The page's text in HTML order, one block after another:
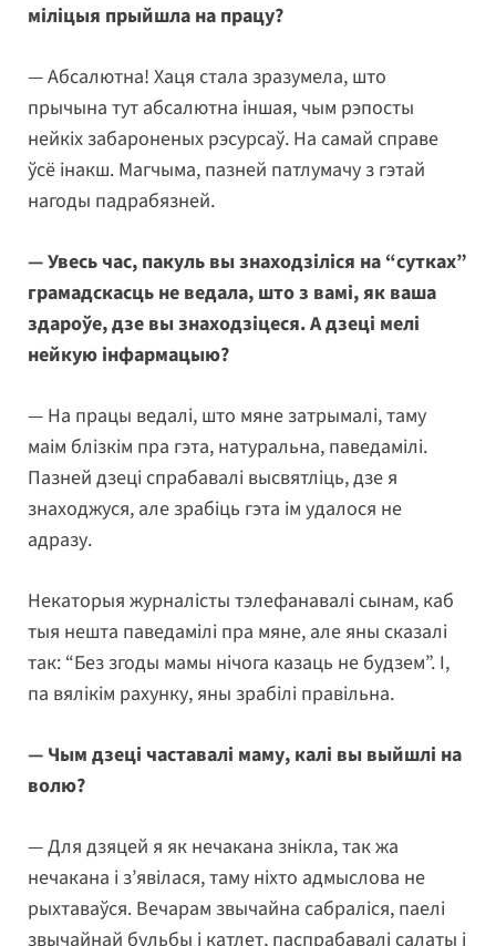
міліцыя прыйшла на працу?
— Абсалютна! Хаця стала зразумела, што
прычына тут абсалютна іншая, чым рэпосты
нейкіх забароненых рэсурсаў. На самай справе
ўсё інакш. Магчыма, пазней патлумачу з гэтай
нагоды падрабязней.
— Увесь час, пакуль вы знаходзіліся на “сутках”
грамадскасць не ведала, што з вамі, як ваша
здароўе, дзе вы знаходзіцеся. А дзеці мелі
нейкую інфармацыю?
— На працы ведалі, што мяне затрымалі, таму
маім блізкім пра гэта, натуральна, паведамілі.
Пазней дзеці спрабавалі высвятліць, дзе я
знаходжуся, але зрабіць гэта ім удалося не
адразу.
Некаторыя журналісты тэлефанавалі сынам, каб
тыя нешта паведамілі пра мяне, але яны сказалі
так: “Без згоды мамы нічога казаць не будзем”. І,
па вялікім рахунку, яны зрабілі правільна.
— Чым дзеці частавалі маму, калі вы выйшлі на
волю?
— Для дзяцей я як нечакана знікла, так жа
нечакана і з’явілася, таму ніхто адмыслова не
рыхтаваўся. Вечарам звычайна сабраліся, паелі
звычайнай бульбы і катлет, паспрабавалі салаты і